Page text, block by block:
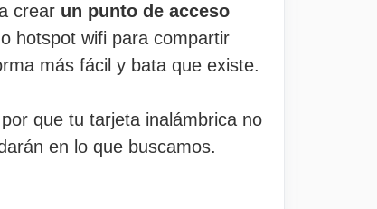
crear un punto de acceso
hotspot wifi para compartir
más fácil y bata que existe.
que tu tarjeta inalámbrica no
en lo que buscamos.